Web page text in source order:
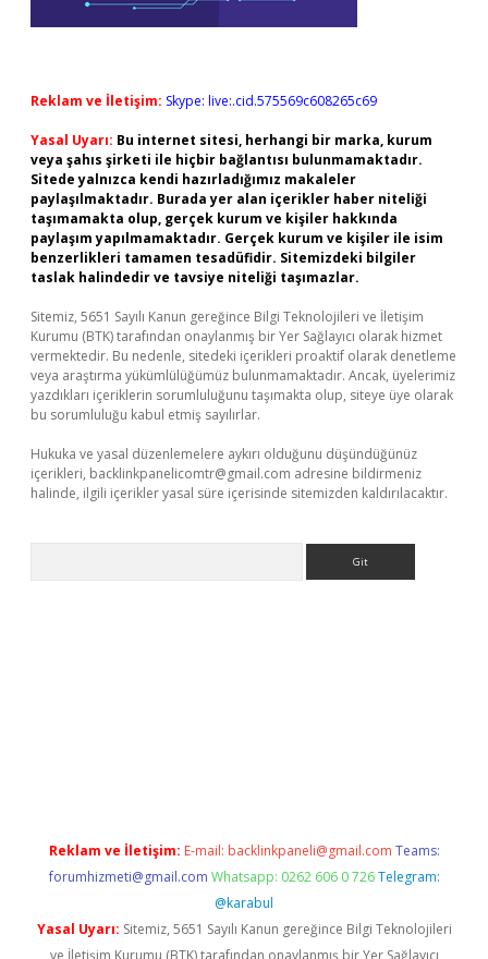
Reklam ve İletişim: Skype: live:.cid.575569c608265c69
Yasal Uyarı: Bu internet sitesi, herhangi bir marka, kurum
veya şahıs şirketi ile hiçbir bağlantısı bulunmamaktadır.
Sitede yalnızca kendi hazırladığımız makaleler
paylaşılmaktadır. Burada yer alan içerikler haber niteliği
taşımamakta olup, gerçek kurum ve kişiler hakkında
paylaşım yapılmamaktadır. Gerçek kurum ve kişiler ile isim
benzerlikleri tamamen tesadüfidir. Sitemizdeki bilgiler
taslak halindedir ve tavsiye niteliği taşımazlar.
Sitemiz, 5651 Sayılı Kanun gereğince Bilgi Teknolojileri ve İletişim
Kurumu (BTK) tarafından onaylanmış bir Yer Sağlayıcı olarak hizmet
vermektedir. Bu nedenle, sitedeki içerikleri proaktif olarak denetleme
veya araştırma yükümlülüğümüz bulunmamaktadır. Ancak, üyelerimiz
yazdıkları içeriklerin sorumluluğunu taşımakta olup, siteye üye olarak
bu sorumluluğu kabul etmiş sayılırlar.
Hukuka ve yasal düzenlemelere aykırı olduğunu düşündüğünüz
içerikleri, backlinkpanelicomtr@gmail.com adresine bildirmeniz
halinde, ilgili içerikler yasal süre içerisinde sitemizden kaldırılacaktır.
Reklam ve İletişim: E-mail: backlinkpaneli@gmail.com Teams:
forumhizmeti@gmail.com Whatsapp: 0262 606 0 726 Telegram:
@karabul
Yasal Uyarı: Sitemiz, 5651 Sayılı Kanun gereğince Bilgi Teknolojileri
ve İletişim Kurumu (BTK) tarafından onaylanmış bir Yer Sağlayıcı